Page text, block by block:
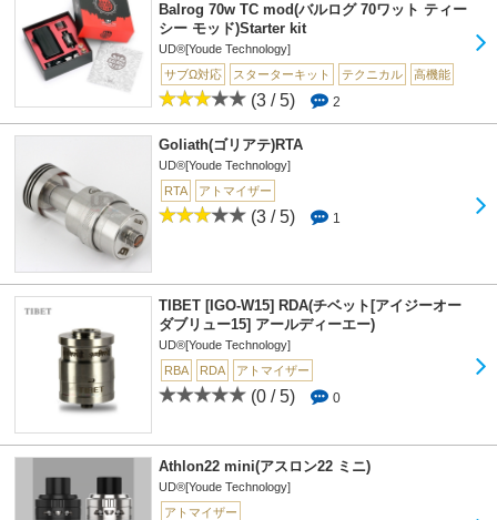
Balrog 70w TC mod(バルログ 70ワット ティー
シー モッド)Starter kit
UD®[Youde Technology]
サブΩ対応
スターターキット テクニカル 高機能
(3 / 5) 2
Goliath(ゴリアテ)RTA
UD®[Youde Technology]
RTA
アトマイザー
(3 / 5) 1
TIBET [IGO-W15] RDA(チベット[アイジーオー
ダブリュー15] アールディーエー)
UD®[Youde Technology]
RBA
RDA アトマイザー
(0 / 5) 0
Athlon22 mini(アスロン22 ミニ)
UD®[Youde Technology]
アトマイザー